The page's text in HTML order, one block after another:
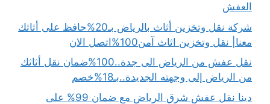
العفش
شركة نقل وتخزين أثاث بالرياض بـ20%حافظ على أثاثك
معنا| نقل وتخزين اثاث آمن100%اتصل الان
نقل عفش من الرياض الى جدة..100%ضمان نقل أثاثك
من الرياض إلى وجهته الجديدة..بـ18%خصم
دينا نقل عفش شرق الرياض مع ضمان 99% على